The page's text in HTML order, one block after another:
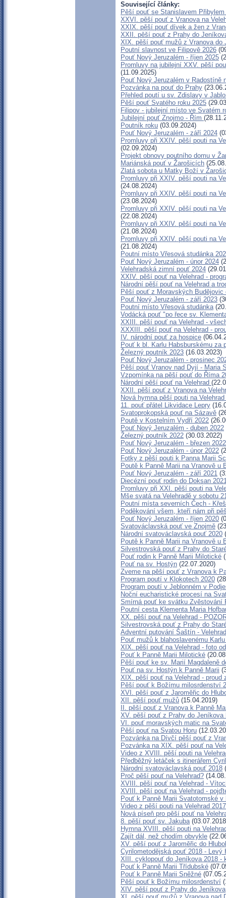
Související články:
Pěší pouť se Stanislavem Přibylem
XXVI. pěší pouť z Vranova na
XXIX. pěší pouť dívek a žen z
XXII. pěší pouť z Prahy do
XIX. pěší pouť mužů z Vranova do
Poutní slavnost ve Filipově 2026
Pouť Nový Jeruzalém - říjen 2025
Promluvy na jubilejní XXV. pěší
(11.09.2025)
Pouť Nový Jeruzalém v Radostíně
Pozvánka na pouť do Prahy
Přehled poutí u sv. Zdislavy v
Pěší pouť Svatého roku 2025
Filipov - jubilejní místo ve Svatém
Jubilejní pouť Znojmo - Řím
Poutník roku (03.09.2024)
Pouť Nový Jeruzalém - září 2024
Promluvy při XXIV. pěší pouti na
(02.09.2024)
Projekt obnovy poutního domu v
Mariánská pouť v Žarošicích
Zlatá sobota u Matky Boží v
Promluvy při XXIV. pěší pouti na
(24.08.2024)
Promluvy při XXIV. pěší pouti na
(23.08.2024)
Promluvy při XXIV. pěší pouti na
(22.08.2024)
Promluvy při XXIV. pěší pouti na
(21.08.2024)
Promluvy při XXIV. pěší pouti na
(21.08.2024)
Poutní místo Vřesová studánka
Pouť Nový Jeruzalém - únor 2024
Velehradská zimní pouť 2024
XXIV. pěší pouť na Velehrad -
Národní pěší pouť na Velehrad a
Pěší pouť z Moravských Budějovic
Pouť Nový Jeruzalém - září 2023
Poutní místo Vřesová studánka
Vodácká pouť "po řece sv.
XXIII. pěší pouť na Velehrad -
XXXIII. pěší pouť na Velehrad -
IV. národní pouť za hospice
Pouť k bl. Karlu Habsburskému za
Železný poutník 2023 (16.03.2023)
Pouť Nový Jeruzalém - prosinec
Pěší pouť Vranov nad Dyjí - Maria
Vzpomínka na pěší pouť do Říma
Národní pěší pouť na Velehrad
XXII. pěší pouť z Vranova na
Nová hymna pěší pouti na
11. pouť přátel Likvidace Lepry
Svatoprokopská pouť na Sázavě
Poutě v Kostelním Vydří 2022
Pouť Nový Jeruzalém - duben 2022
Železný poutník 2022 (30.03.2022)
Pouť Nový Jeruzalém - březen 2022
Pouť Nový Jeruzalém - únor 2022
Fotky z pěší pouti k Panna Marii
Poutě k Panně Marii na Vranově u
Pouť Nový Jeruzalém - září 2021
Diecézní pouť rodin do Doksan
Promluvy při XXI. pěší pouti na
Mše svatá na Velehradě v sobotu
Poutní místa severních Čech -
Poděkování všem, kteří nám při
Pouť Nový Jeruzalém - říjen 2020
Svatováclavská pouť ve Znojmě
Národní svatováclavská pouť 2020
Poutě k Panně Marii na Vranově u
Silvestrovská pouť z Prahy do
Pouť rodin k Panně Marii Milotické
Pouť na sv. Hostýn (22.07.2020)
Zveme na pěší pouť z Vranova k
Program poutí v Klokotech 2020
Program poutí v Jeblonném v
Noční eucharistické procesí na
Smírná pouť ke svátku Zvěstování
Poutní cesta Klementa Maria
XX. pěší pouť na Velehrad -
Silvestrovská pouť z Prahy do
Adventní putování Šaštín - Velehrad
Pouť mužů k blahoslavenému
XIX. pěší pouť na Velehrad - foto
Pouť k Panně Marii Milotické
Pěší pouť ke sv. Marií Magdaleně
Pouť na sv. Hostýn k Panně Marii
XIX. pěší pouť na Velehrad - proud
Pěší pouť k Božímu milosrdenství
XVI. pěší pouť z Jaroměřic do
XII. pěší pouť mužů (15.04.2019)
II. pěší pouť z Vranova k Panně
XV. pěší pouť z Prahy do
VI. pouť moravských matic na
Pěší pouť na Svatou Horu
Pozvánka na Dívčí pěší pouť z
Pozvánka na XIX. pěší pouť na
Video z XVIII. pěší pouti na
Předběžný letáček s itinerářem
Národní svatováclavská pouť 2018
Proč pěší pouť na Velehrad?
XVIII. pěší pouť na Velehrad -
XVIII. pěší pouť na Velehrad -
Pouť k Panně Marii Svatotomské
Video z pěší pouti na Velehrad 2017
Nová píseň pro pěší pouť na
8. pěší pouť sv. Jakuba
Hymna XVIII. pěší pouti na
Zajít dál, než chodím obvykle
XV. pěší pouť z Jaroměřic do
Cyrilometodějská pouť 2018 - Levý
XIII. cyklopouť do Jeníkova 2018 -
Pouť k Panně Marii Třídubské
Pouť k Panně Marii Sněžné
Pěší pouť k Božímu milosrdenství
XIV. pěší pouť z Prahy do Jeníkova